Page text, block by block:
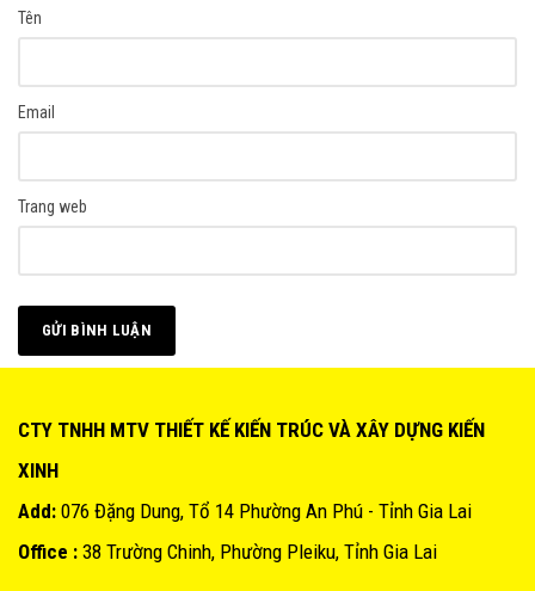
Tên
Email
Trang web
CTY TNHH MTV THIẾT KẾ KIẾN TRÚC VÀ XÂY DỰNG KIẾN
XINH
Add: 076 Đặng Dung, Tổ 14 Phường An Phú - Tỉnh Gia Lai
Office : 38 Trường Chinh, Phường Pleiku, Tỉnh Gia Lai